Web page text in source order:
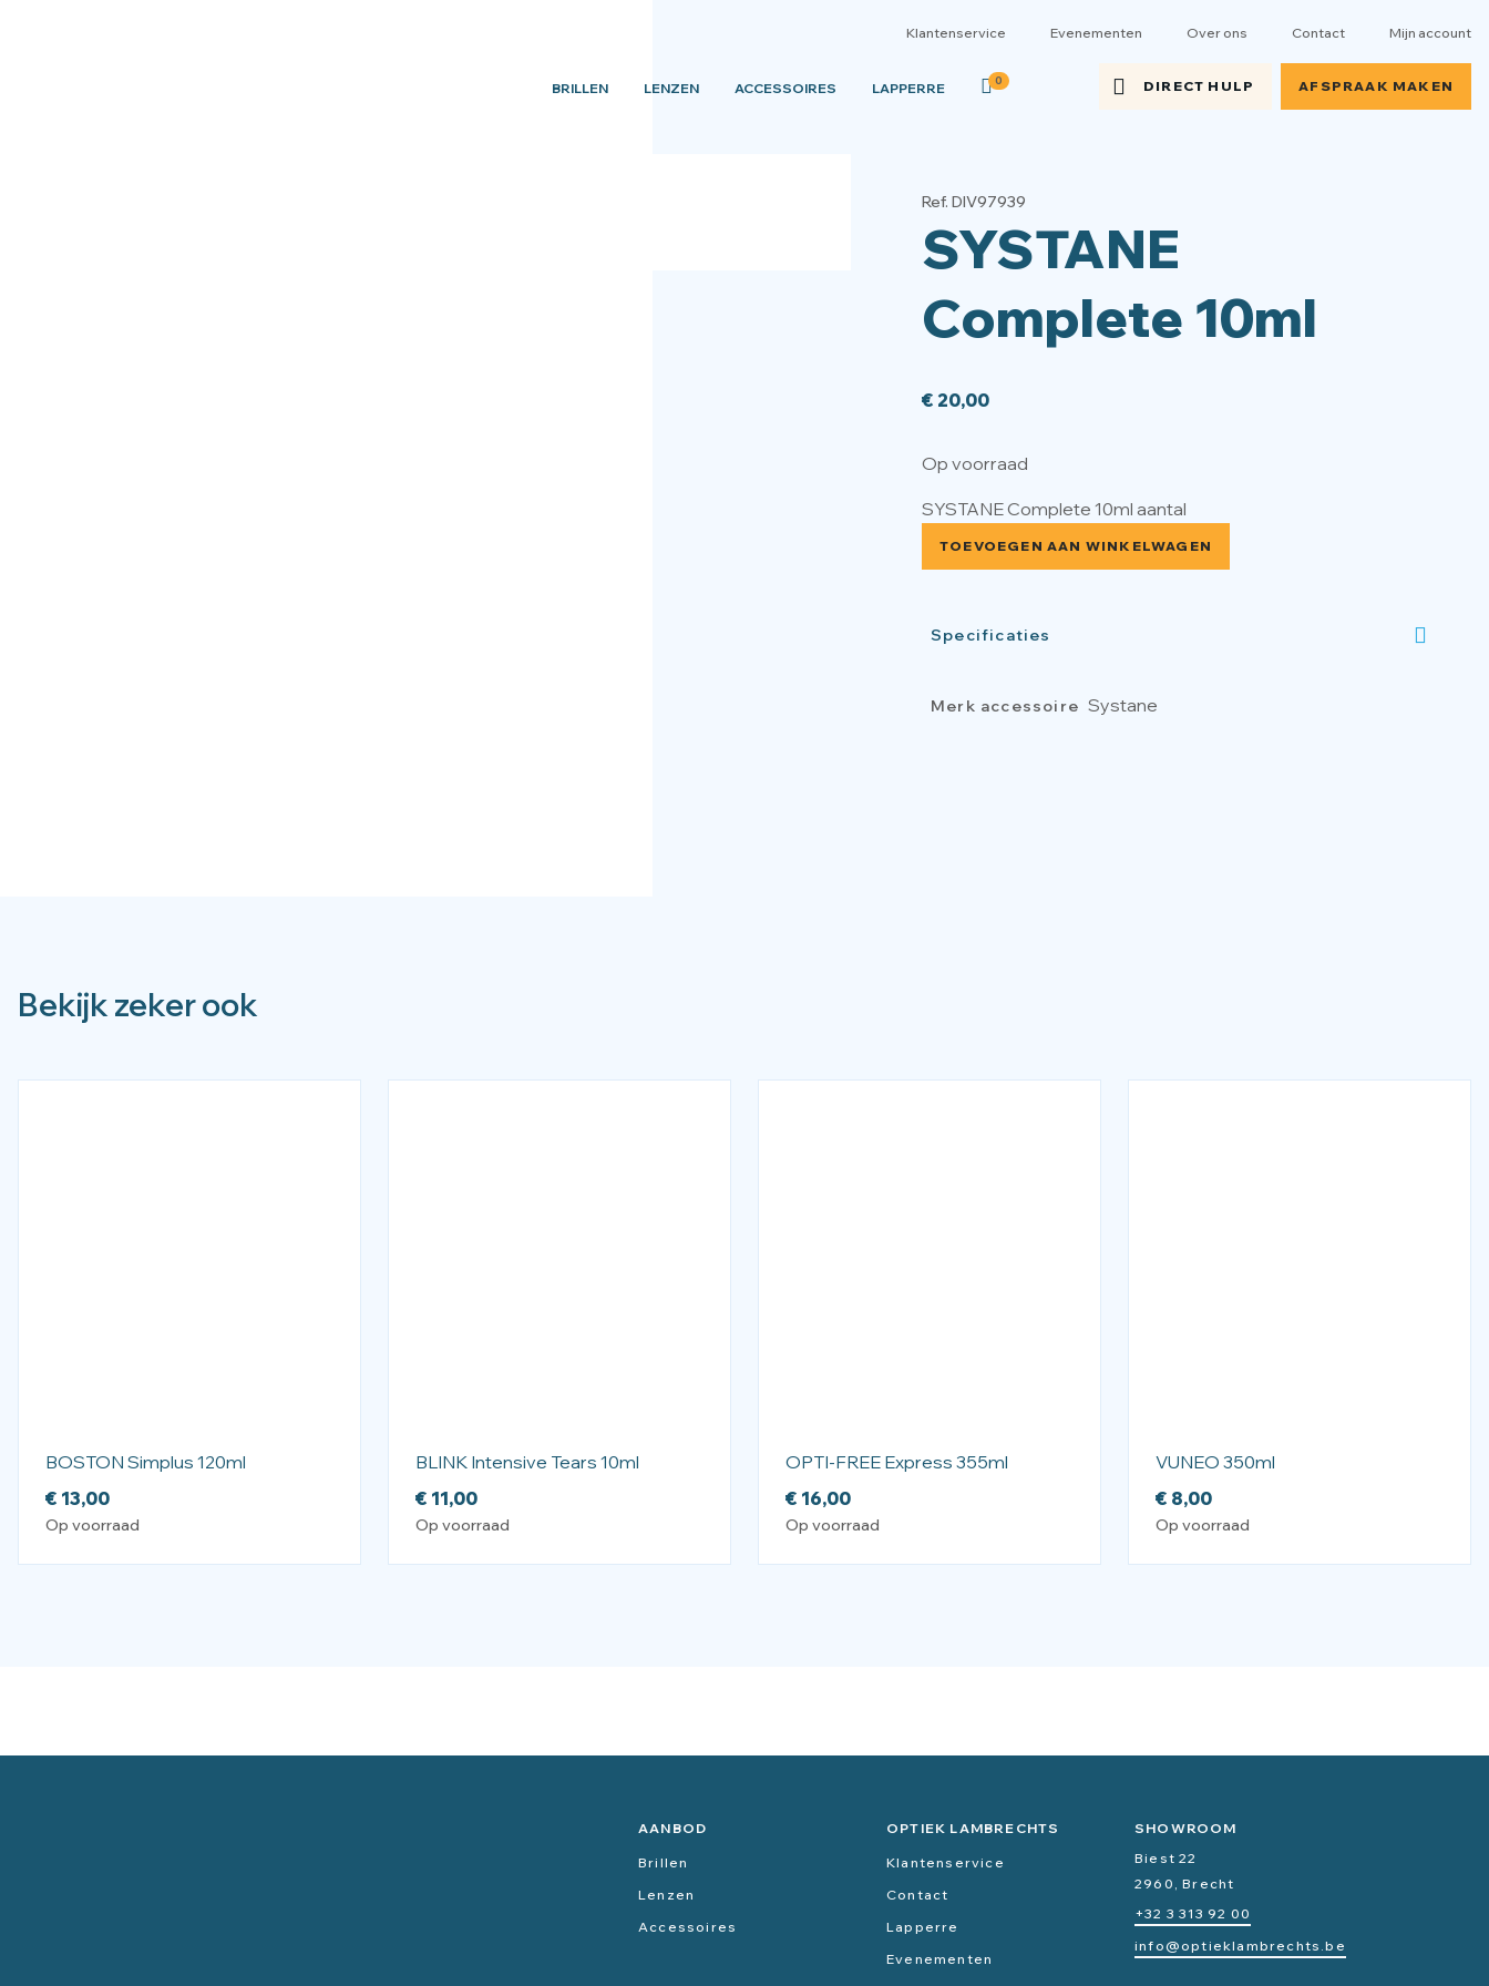
Klantenservice Evenementen Over ons Contact Mijn account
BRILLEN LENZEN ACCESSOIRES LAPPERRE 0 DIRECT HULP AFSPRAAK MAKEN
Ref. DIV97939
SYSTANE
Complete 10ml
€ 20,00
Op voorraad
SYSTANE Complete 10ml aantal
TOEVOEGEN AAN WINKELWAGEN
Specificaties
Merk accessoire Systane
Bekijk zeker ook
BOSTON Simplus 120ml
€ 13,00
Op voorraad
BLINK Intensive Tears 10ml
€ 11,00
Op voorraad
OPTI-FREE Express 355ml
€ 16,00
Op voorraad
VUNEO 350ml
€ 8,00
Op voorraad
AANBOD
Brillen
Lenzen
Accessoires
OPTIEK LAMBRECHTS
Klantenservice
Contact
Lapperre
Evenementen
SHOWROOM
Biest 22
2960, Brecht
+32 3 313 92 00
info@optieklambrechts.be